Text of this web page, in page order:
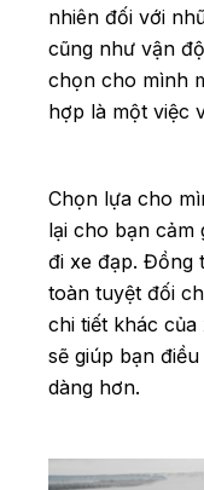
nhiên đối với
cũng như vận
chọn cho mình
hợp là một việc
Chọn lựa cho
lại cho bạn cảm
đi xe đạp. Đồng
toàn tuyệt đối
chi tiết khác
sẽ giúp bạn
dàng hơn.